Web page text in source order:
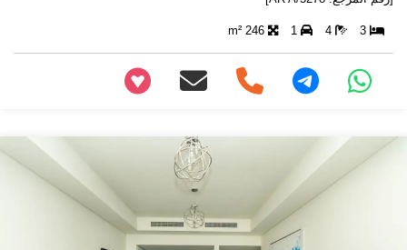
3
4
1
246 m²